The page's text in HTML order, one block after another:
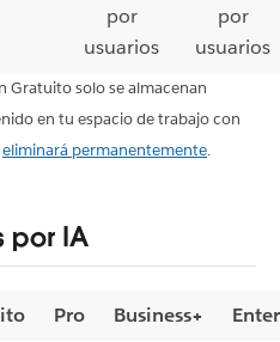
por
usuarios
por
usuarios
Gratuito solo se almacenan
en tu espacio de trabajo con
eliminará permanentemente.
por IA
Pro Business+